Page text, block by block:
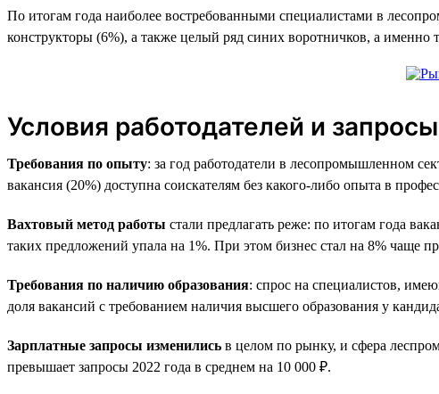
По итогам года наиболее востребованными специалистами в
конструкторы (6%), а также целый ряд синих воротничков, а
Условия работодателей и
Требования по опыту: за год работодатели в лесопромышленном
вакансия (20%) доступна соискателям без какого-либо опыта в
Вахтовый метод работы стали предлагать реже: по итогам года
таких предложений упала на 1%. При этом бизнес стал на 8% чаще
Требования по наличию образования: спрос на специалистов,
доля вакансий с требованием наличия высшего образования у
Зарплатные запросы изменились в целом по рынку, и сфера
превышает запросы 2022 года в среднем на 10 000 ₽.